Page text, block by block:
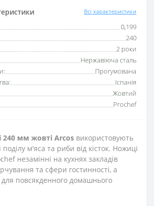
Всі характеристики
0,199
240
2 роки
Нержавіюча сталь
Прогумована
Іспанія
Жовтий
Prochef
240 мм жовті Arcos використовують
поділу м'яса та риби від кісток. Ножиці
незамінні на кухнях закладів
та сфери гостинності, а
для повсякденного домашнього